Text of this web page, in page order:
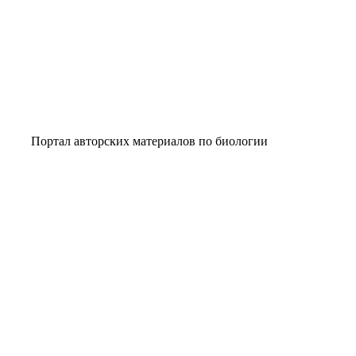
авторских материалов по биологии